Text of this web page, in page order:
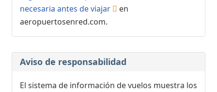
necesaria antes de viajar
en
aeropuertosenred.com.
Aviso de responsabilidad
El sistema de información de vuelos muestra los